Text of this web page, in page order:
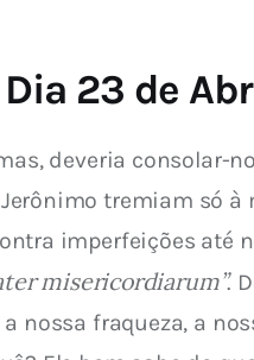
23 de
deveria consolar-
tremiam só à
imperfeições até
misericordiarum”.
nossa fraqueza, a